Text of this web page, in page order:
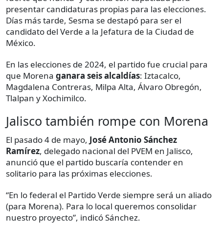
presentar candidaturas propias para las elecciones.
Días más tarde, Sesma se destapó para ser el
candidato del Verde a la Jefatura de la Ciudad de
México.
En las elecciones de 2024, el partido fue crucial para
que Morena ganara seis alcaldías: Iztacalco,
Magdalena Contreras, Milpa Alta, Álvaro Obregón,
Tlalpan y Xochimilco.
Jalisco también rompe con Morena
El pasado 4 de mayo, José Antonio Sánchez
Ramírez, delegado nacional del PVEM en Jalisco,
anunció que el partido buscaría contender en
solitario para las próximas elecciones.
“En lo federal el Partido Verde siempre será un aliado
(para Morena). Para lo local queremos consolidar
nuestro proyecto”, indicó Sánchez.